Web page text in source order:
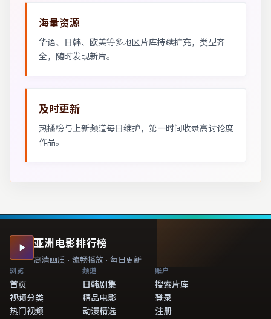
海量资源
华语、日韩、欧美等多地区片库持续扩充，类型齐
全，随时发现新片。
及时更新
热播榜与上新频道每日维护，第一时间收录高讨论度
作品。
亚洲电影排行榜
高清画质 · 流畅播放 · 每日更新
浏览
首页
视频分类
热门视频
频道
日韩剧集
精品电影
动漫精选
账户
搜索片库
登录
注册